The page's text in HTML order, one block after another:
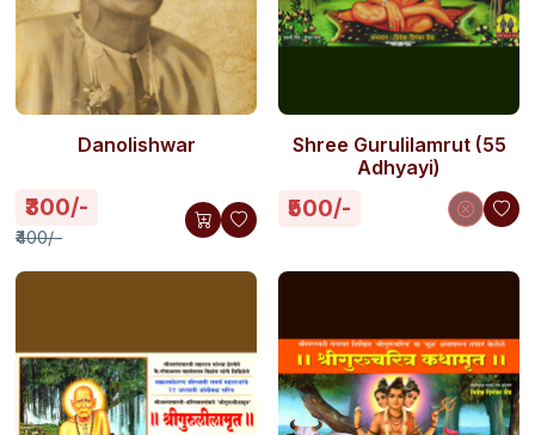
Danolishwar
₹300/-
₹400/-
Shree Gurulilamrut (55
Adhyayi)
₹500/-